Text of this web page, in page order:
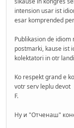
intension usar ist
esar komprended
Publikasion de
postmarki, kause ist
kolektatori in otr
Ko respekt grand e
votr serv leplu devot
F.
Ну и "Отченаш"